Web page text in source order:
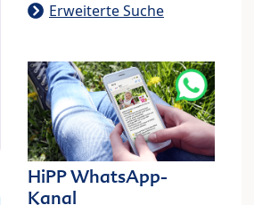
Erweiterte Suche
HiPP WhatsApp-
Kanal